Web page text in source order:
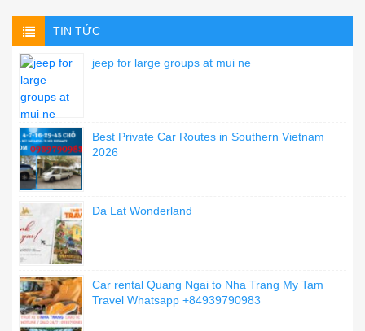
TIN TỨC
jeep for large groups at mui ne
Best Private Car Routes in Southern Vietnam
2026
Da Lat Wonderland
Car rental Quang Ngai to Nha Trang My Tam
Travel Whatsapp +84939790983